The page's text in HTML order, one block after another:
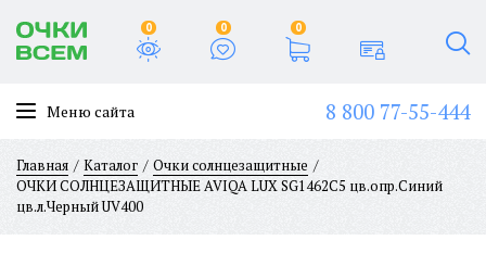
0 0 0
Меню сайта 8 800 77-55-444
Главная Каталог
Очки солнцезащитные
ОЧКИ СОЛНЦЕЗАЩИТНЫЕ AVIQA LUX SG1462C5 цв.опр.Синий
цв.л.Черный UV400